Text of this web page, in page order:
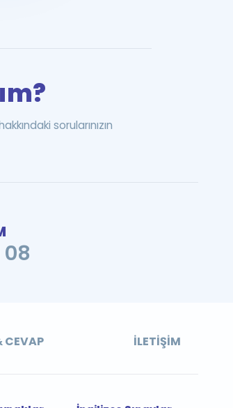
sorularınızın
08
CEVAP İLETIŞIM